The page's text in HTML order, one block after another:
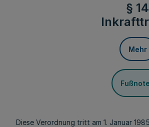
§ 14
Mehr
Diese Verordnung tritt am 1. Januar